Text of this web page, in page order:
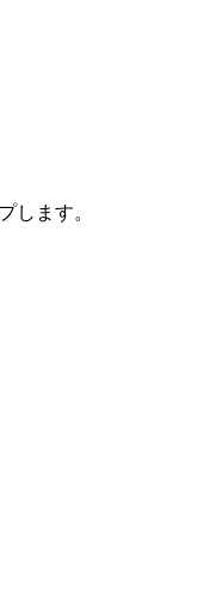
します。